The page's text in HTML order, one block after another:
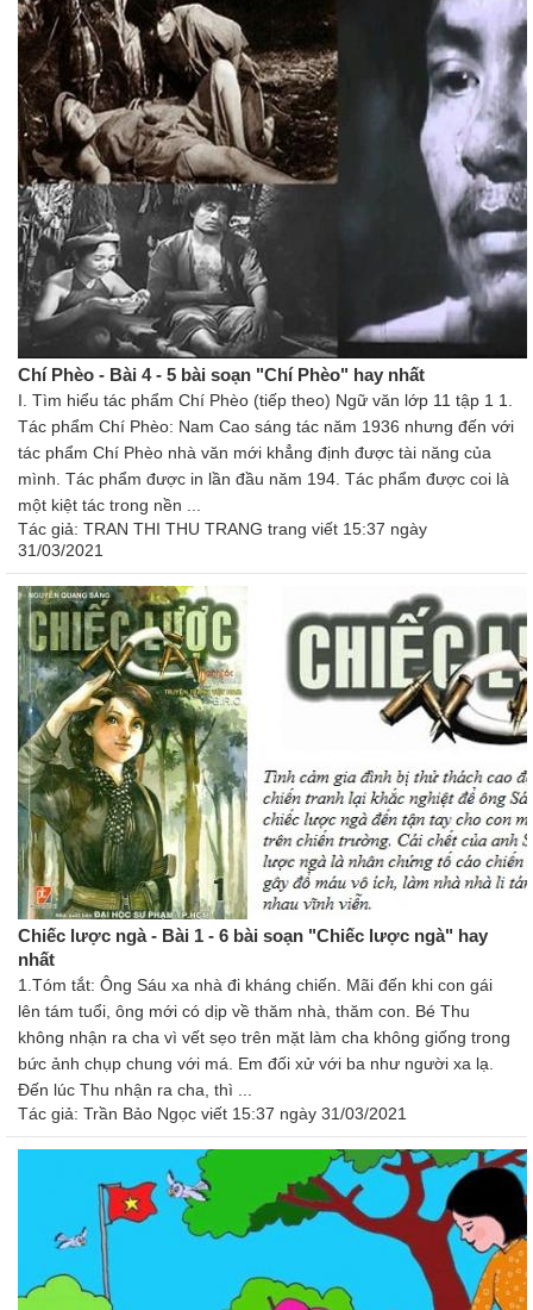
Chí Phèo - Bài 4 - 5 bài soạn "Chí Phèo" hay nhất
I. Tìm hiểu tác phẩm Chí Phèo (tiếp theo) Ngữ văn lớp 11 tập 1 1.
Tác phẩm Chí Phèo: Nam Cao sáng tác năm 1936 nhưng đến với
tác phẩm Chí Phèo nhà văn mới khẳng định được tài năng của
mình. Tác phẩm được in lần đầu năm 194. Tác phẩm được coi là
một kiệt tác trong nền ...
Tác giả: TRAN THI THU TRANG trang viết 15:37 ngày
31/03/2021
Chiếc lược ngà - Bài 1 - 6 bài soạn "Chiếc lược ngà" hay
nhất
1.Tóm tắt: Ông Sáu xa nhà đi kháng chiến. Mãi đến khi con gái
lên tám tuổi, ông mới có dịp về thăm nhà, thăm con. Bé Thu
không nhận ra cha vì vết sẹo trên mặt làm cha không giống trong
bức ảnh chụp chung với má. Em đối xử với ba như người xa lạ.
Đến lúc Thu nhận ra cha, thì ...
Tác giả: Trần Bảo Ngọc viết 15:37 ngày 31/03/2021